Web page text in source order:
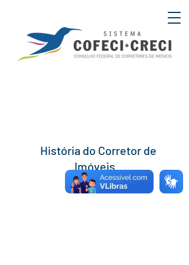
História do Corretor de
Imóveis